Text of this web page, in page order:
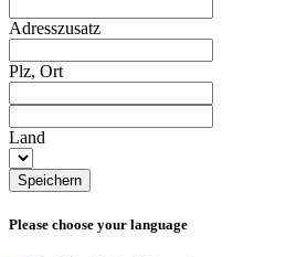
Adresszusatz
Plz, Ort
Land
Speichern
Please choose your language